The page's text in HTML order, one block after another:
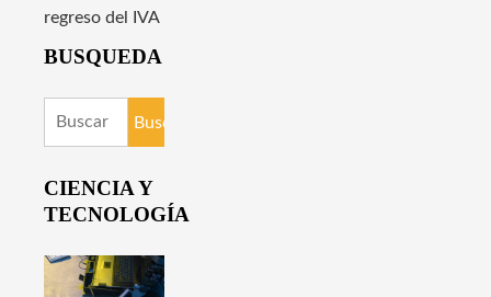
regreso del IVA
BUSQUEDA
Buscar:
CIENCIA Y
TECNOLOGÍA